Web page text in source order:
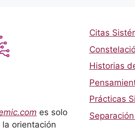
es solo
orientación
Citas
Historias
Prácticas